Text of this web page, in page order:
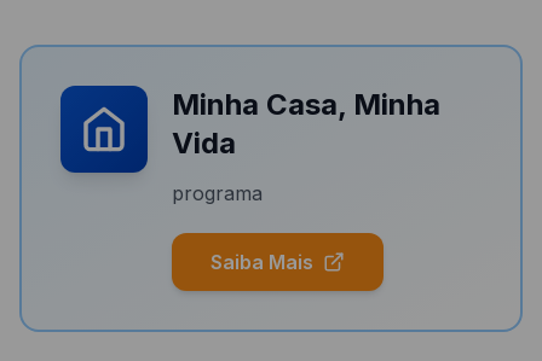
Minha Casa, Minha
Vida
programa
Saiba Mais